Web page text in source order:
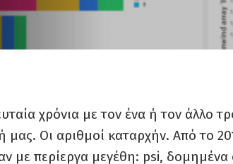
χρόνια με τον ένα ή τον άλλο
μας. Οι αριθμοί καταρχήν. Από το
με περίεργα μεγέθη: psi,